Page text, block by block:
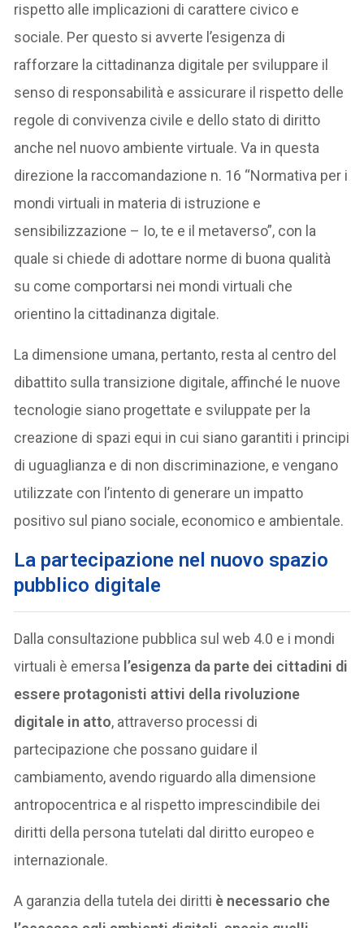
rispetto alle implicazioni di carattere civico e
sociale. Per questo si avverte l’esigenza di
rafforzare la cittadinanza digitale per sviluppare il
senso di responsabilità e assicurare il rispetto delle
regole di convivenza civile e dello stato di diritto
anche nel nuovo ambiente virtuale. Va in questa
direzione la raccomandazione n. 16 “Normativa per i
mondi virtuali in materia di istruzione e
sensibilizzazione – Io, te e il metaverso”, con la
quale si chiede di adottare norme di buona qualità
su come comportarsi nei mondi virtuali che
orientino la cittadinanza digitale.
La dimensione umana, pertanto, resta al centro del
dibattito sulla transizione digitale, affinché le nuove
tecnologie siano progettate e sviluppate per la
creazione di spazi equi in cui siano garantiti i principi
di uguaglianza e di non discriminazione, e vengano
utilizzate con l’intento di generare un impatto
positivo sul piano sociale, economico e ambientale.
La partecipazione nel nuovo spazio
pubblico digitale
Dalla consultazione pubblica sul web 4.0 e i mondi
virtuali è emersa l’esigenza da parte dei cittadini di
essere protagonisti attivi della rivoluzione
digitale in atto, attraverso processi di
partecipazione che possano guidare il
cambiamento, avendo riguardo alla dimensione
antropocentrica e al rispetto imprescindibile dei
diritti della persona tutelati dal diritto europeo e
internazionale.
A garanzia della tutela dei diritti è necessario che